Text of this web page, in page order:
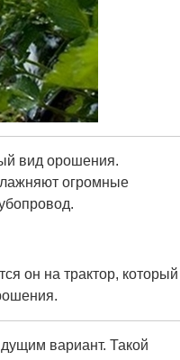
вид орошения.
огромные
он на трактор, который
вариант. Такой